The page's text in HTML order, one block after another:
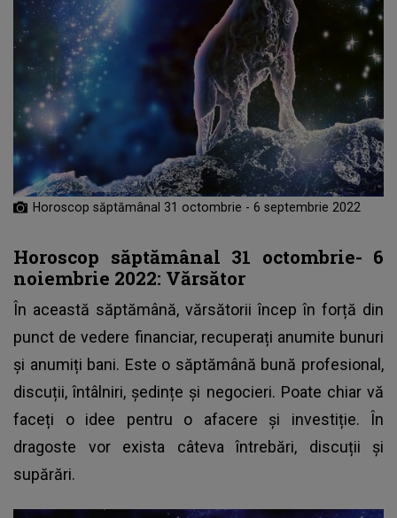
Horoscop săptămânal 31 octombrie - 6 septembrie 2022
Horoscop săptămânal 31 octombrie- 6
noiembrie 2022: Vărsător
În această săptămână, vărsătorii încep în forță din
punct de vedere financiar, recuperați anumite bunuri
și anumiți bani. Este o săptămână bună profesional,
discuții, întâlniri, ședințe și negocieri. Poate chiar vă
faceți o idee pentru o afacere și investiție. În
dragoste vor exista câteva întrebări, discuții și
supărări.